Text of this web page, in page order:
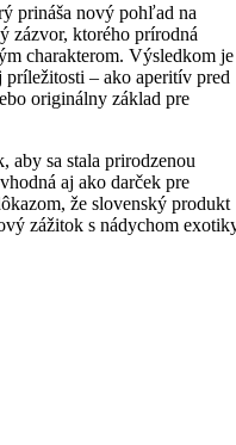
prináša nový pohľad na
zázvor, ktorého prírodná
charakterom. Výsledkom je
– ako aperitív pred
originálny základ pre
sa stala prirodzenou
aj ako darček pre
že slovenský produkt
zážitok s nádychom